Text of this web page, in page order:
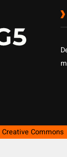
Creative Commons